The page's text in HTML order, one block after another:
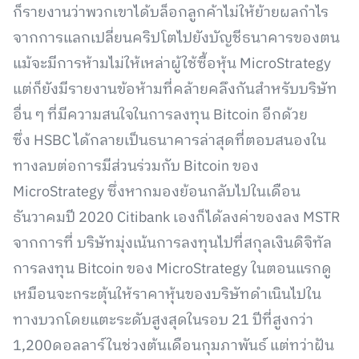
ก็รายงานว่าพวกเขาได้บล็อกลูกค้าไม่ให้ย้ายผลกำไร
จากการแลกเปลี่ยนคริปโตไปยังบัญชีธนาคารของตน
แม้จะมีการห้ามไม่ให้เหล่าผู้ใช้ซื้อหุ้น MicroStrategy
แต่ก็ยังมีรายงานข้อห้ามที่คล้ายคลึงกันสำหรับบริษัท
อื่น ๆ ที่มีความสนใจในการลงทุน Bitcoin อีกด้วย
ซึ่ง HSBC ได้กลายเป็นธนาคารล่าสุดที่ตอบสนองใน
ทางลบต่อการมีส่วนร่วมกับ Bitcoin ของ
MicroStrategy ซึ่งหากมองย้อนกลับไปในเดือน
ธันวาคมปี 2020 Citibank เองก็ได้ลงค่าของลง MSTR
จากการที่ บริษัทมุ่งเน้นการลงทุนไปที่สกุลเงินดิจิทัล
การลงทุน Bitcoin ของ MicroStrategy ในตอนแรกดู
เหมือนจะกระตุ้นให้ราคาหุ้นของบริษัทดำเนินไปใน
ทางบวกโดยแตะระดับสูงสุดในรอบ 21 ปีที่สูงกว่า
1,200ดอลลาร์ในช่วงต้นเดือนกุมภาพันธ์ แต่ทว่าฝัน